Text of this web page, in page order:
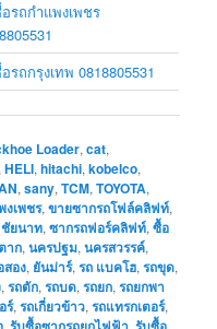
รถกำแพงเพชร
รถกรุงเทพ 0818805531
Loader,cat,
HELI,hitachi,kobelco,
,sany,TCM,TOYOTA,
งเพชร,ขายซากรถโฟล์คลิฟท์,
ชัยนาท,ซากรถฟอร์คลิฟท์,ซื้อ
าก,นครปฐม,นครสวรรค์,
สอง, ยันม่าร์,รถ แบคโฮ,รถขุด,
,รถตัก,รถบด,รถยก,รถยกพา
ร์,รถเกี่ยวข้าว,รถแทรกเตอร์,
, ,